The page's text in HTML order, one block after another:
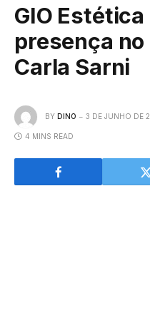
GIO
presença
Carla Sarni
BY DINO 3 DE JUNHO DE
4 MINS READ